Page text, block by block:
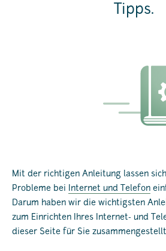
Tipps.
Mit der richtigen Anleitung lassen
Probleme bei
Internet und Telefon
Darum haben wir die wichtigsten
zum Einrichten Ihres Internet- und
dieser Seite für Sie